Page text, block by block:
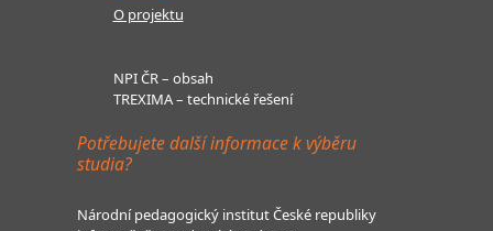
O projektu
NPI ČR – obsah
TREXIMA – technické řešení
Potřebujete další informace k výběru
studia?
Národní pedagogický institut České republiky